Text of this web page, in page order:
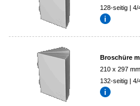
128-seitig | 4/
Broschüre
210 x 297 mm
132-seitig | 4/